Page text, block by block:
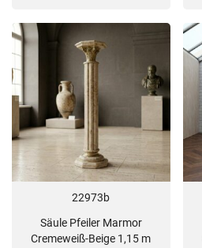
22973b
Säule Pfeiler Marmor
Cremeweiß-Beige 1,15 m